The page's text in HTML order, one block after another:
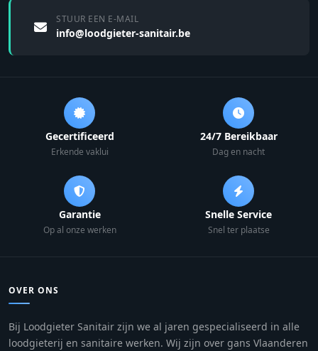
STUUR EEN E-MAIL
info@loodgieter-sanitair.be
Gecertificeerd
Erkende vaklui
24/7 Bereikbaar
Dag en nacht
Garantie
Op al onze werken
Snelle Service
Snel ter plaatse
OVER ONS
Bij Loodgieter Sanitair zijn we al jaren gespecialiseerd in alle
loodgieterij en sanitaire werken. Wij zijn over gans Vlaanderen